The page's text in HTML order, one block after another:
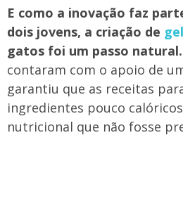
E como a inovação faz
dois jovens, a criação de
gatos foi um passo natural.
contaram com o apoio de
garantiu que as receitas
ingredientes pouco
nutricional que não fosse